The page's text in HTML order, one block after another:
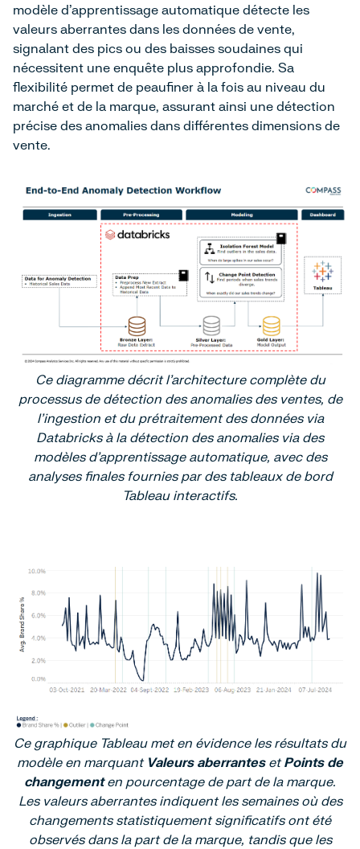
modèle d'apprentissage automatique détecte les
valeurs aberrantes dans les données de vente,
signalant des pics ou des baisses soudaines qui
nécessitent une enquête plus approfondie. Sa
flexibilité permet de peaufiner à la fois au niveau du
marché et de la marque, assurant ainsi une détection
précise des anomalies dans différentes dimensions de
vente.
Ce diagramme décrit l'architecture complète du
processus de détection des anomalies des ventes, de
l'ingestion et du prétraitement des données via
Databricks à la détection des anomalies via des
modèles d'apprentissage automatique, avec des
analyses finales fournies par des tableaux de bord
Tableau interactifs.
Ce graphique Tableau met en évidence les résultats du
modèle en marquant Valeurs aberrantesetPoints de
changementen pourcentage de part de la marque.
Les valeurs aberrantes indiquent les semaines où des
changements statistiquement significatifs ont été
observés dans la part de la marque, tandis que les